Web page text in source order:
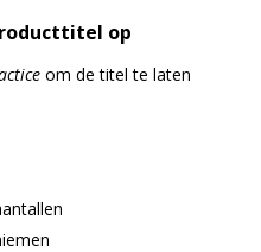
op
om de titel te laten